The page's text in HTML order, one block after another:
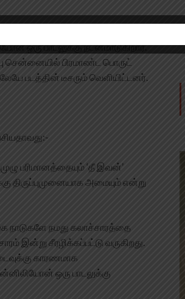
புலி, இளவரசு, சுகன்யா,‘சேது’
ஒரு பாடலுக்கு நடனமாடுகிறார்.
சென்னையில் பிரமாண்ட பொருட்
படத்தின் டீசரும் வெளியிட்டனர்.
பரிமானத்தையும் ‘தீ இவன்’
திருப்புமுனையாக அமையும் என்று
நாடுகளே நமது கலாச்சாரத்தை
இன்று சீரழிக்கப்பட்டு வருகிறது.
காரணமாக
ஒரு பாடலுக்கு